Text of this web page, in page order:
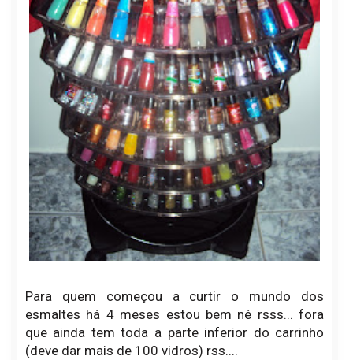
Para quem começou a curtir o mundo dos
esmaltes há 4 meses estou bem né rsss... fora
que ainda tem toda a parte inferior do carrinho
(deve dar mais de 100 vidros) rss....